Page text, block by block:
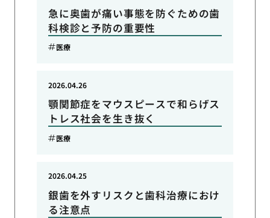
急に奥歯が痛い事態を防ぐための歯
科検診と予防の重要性
医療
顎関節症をマウスピースで和らげス
トレス社会を生き抜く
2026.04.26
医療
銀歯を外すリスクと歯科治療におけ
る注意点
2026.04.25